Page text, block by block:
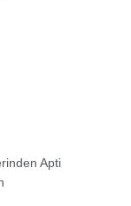
Apti